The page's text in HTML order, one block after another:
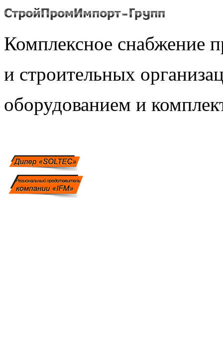
Комплексное снабжение
и строительных
оборудованием и